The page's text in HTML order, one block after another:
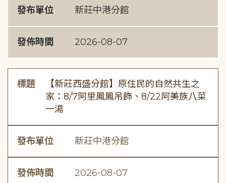
發布單位 新莊中港分館
發佈時間 2026-08-07
標題
【新莊西盛分館】原住民的自然共生之
家：8/7阿里鳳鳳吊飾、8/22阿美族八菜
一湯
發布單位 新莊中港分館
發佈時間 2026-08-07